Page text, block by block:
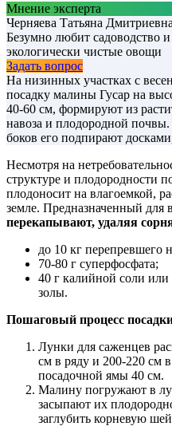
Мнение эксперта
Черняева Татьяна Дмитриевна
Безумно любит садоводство
экологически чистые овощи
Задать вопрос
На низинных участках с
посадку малины Гусар на
40-60 см, формируют из
навоза и плодородной
боков его подпирают
Несмотря на
структуре и плодородности
плодоносит на влагоемкой,
земле. Предназначенный для
перекапывают, удаляя
до 10 кг перепревшего
70-80 г суперфосфата;
40 г калийной соли или
золы.
Пошаговый процесс
Лунки для саженцев
см в ряду и 200-220 см
посадочной ямы 40 см.
Малину погружают в
засыпают их
заглубить корневую